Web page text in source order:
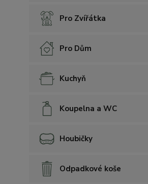
Pro Zvířátka
Pro Dům
Kuchyň
Koupelna a WC
Houbičky
Odpadkové koše